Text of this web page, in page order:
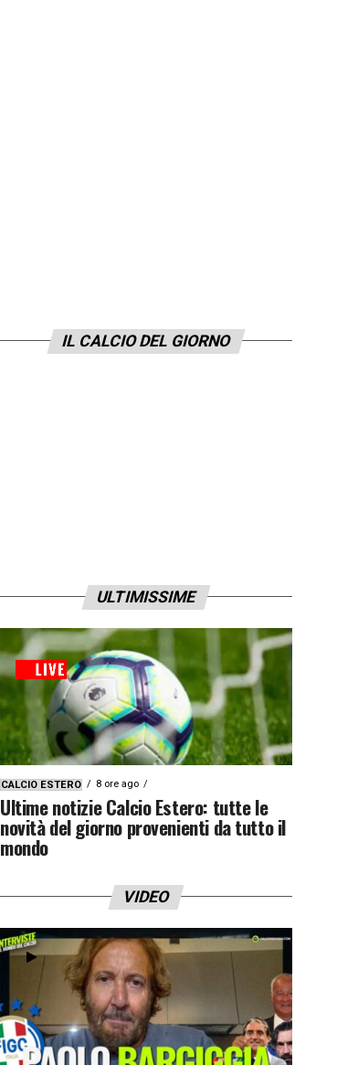
IL CALCIO DEL GIORNO
ULTIMISSIME
CALCIO ESTERO 8 ore ago
Ultime notizie Calcio Estero: tutte le
novità del giorno provenienti da tutto il
mondo
VIDEO